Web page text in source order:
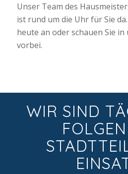
Unser Team des
ist rund um die Uhr für Sie
heute an oder schauen Sie
vorbei.
WIR SIND